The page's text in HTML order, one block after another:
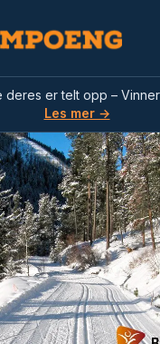
deres er telt opp –
Les mer →